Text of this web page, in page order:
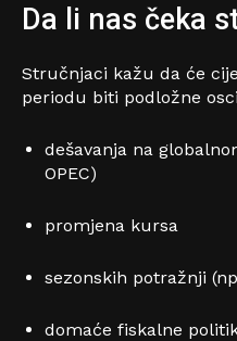
Da li nas čeka
Stručnjaci kažu da će
periodu biti podložne
dešavanja na
OPEC)
promjena kursa
sezonskih potražnji
domaće fiskalne